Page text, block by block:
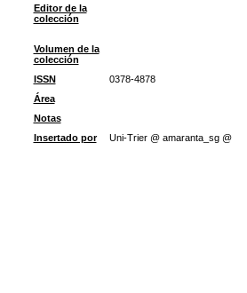
Editor de la
colección
Volumen de la
colección
ISSN
0378-4878
Área
Notas
Insertado por
Uni-Trier @ amaranta_sg @